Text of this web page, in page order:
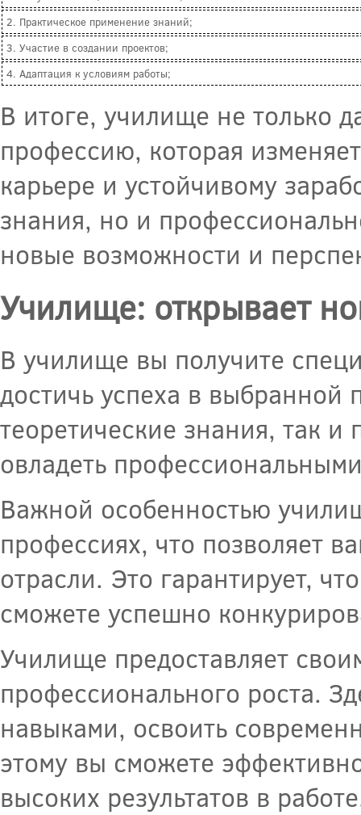
2. Практическое применение знаний;
3. Участие в создании проектов;
4. Адаптация к условиям работы;
В итоге, училище не только
профессию, которая
карьере и устойчивому
знания, но и
новые возможности и
Училище: открывает
В училище вы получите
достичь успеха в выбранной
теоретические знания, так и
овладеть
Важной особенностью
профессиях, что позволяет
отрасли. Это гарантирует,
сможете успешно
Училище предоставляет
профессионального роста.
навыками, освоить
этому вы сможете
высоких результатов в